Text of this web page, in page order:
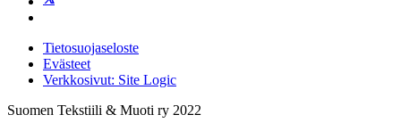
Tietosuojaseloste
Evästeet
Verkkosivut: Site Logic
Suomen Tekstiili & Muoti ry 2022